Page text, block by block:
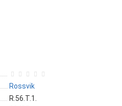
Rossvik
R.56.T.1.